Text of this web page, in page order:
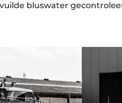
bluswater